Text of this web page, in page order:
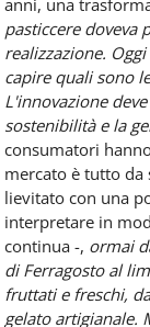
pasticcere doveva
realizzazione.
capire quali sono
L'innovazione
sostenibilità e la
consumatori
mercato è tutto da
lievitato con una
interpretare in
continua -, ormai
di Ferragosto al
fruttati e freschi,
gelato artigianale.